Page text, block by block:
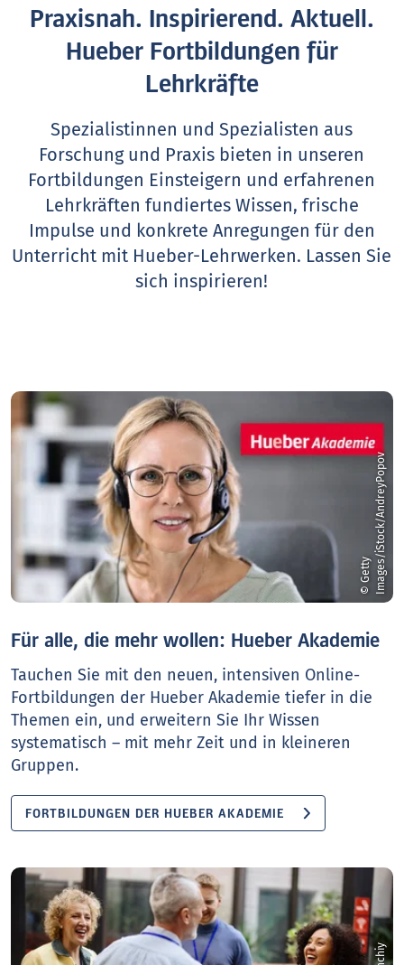
Praxisnah. Inspirierend. Aktuell.
Hueber Fortbildungen für
Lehrkräfte
Spezialistinnen und Spezialisten aus
Forschung und Praxis bieten in unseren
Fortbildungen Einsteigern und erfahrenen
Lehrkräften fundiertes Wissen, frische
Impulse und konkrete Anregungen für den
Unterricht mit Hueber-Lehrwerken. Lassen Sie
sich inspirieren!
©
G
e
t
t
y
I
m
a
g
e
s
/
i
S
t
o
c
k
/
A
n
d
r
e
y
P
o
p
ov
Für alle, die mehr wollen: Hueber Akademie
Tauchen Sie mit den neuen, intensiven Online-
Fortbildungen der Hueber Akademie tiefer in die
Themen ein, und erweitern Sie Ihr Wissen
systematisch – mit mehr Zeit und in kleineren
Gruppen.
FORTBILDUNGEN DER HUEBER AKADEMIE